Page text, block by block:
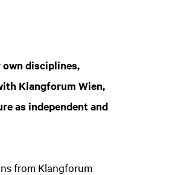
disciplines,
Klangforum Wien,
as independent and
from Klangforum